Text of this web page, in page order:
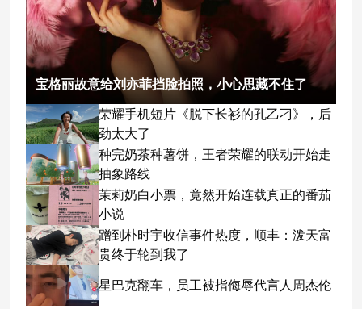
宝格丽故意给刘亦菲挡脸拍照，小心思藏不住了
荣耀手机短片《脱下长衫的孔乙刁》，后
劲太大了
种完奶茶种薯饼，王者荣耀的联动开始走
抽象路线
茉莉奶白小票，竟然开始连载真正的番茄
小说
蹭到朴时宇收信事件热度，顺丰：泼天富
贵终于轮到我了
星巴克翻车，员工被指侮辱代言人周杰伦